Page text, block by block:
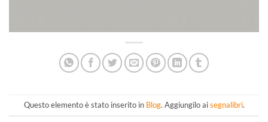
Questo elemento è stato inserito in Blog. Aggiungilo aisegnalibri.